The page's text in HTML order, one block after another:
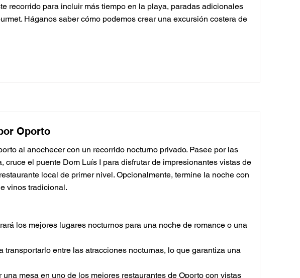
recorrido para incluir más tiempo en la playa, paradas adicionales
Háganos saber cómo podemos crear una excursión costera de
Oporto
al anochecer con un recorrido nocturno privado. Pasee por las
el puente Dom Luís I para disfrutar de impresionantes vistas de
local de primer nivel. Opcionalmente, termine la noche con
vinos tradicional.
los mejores lugares nocturnos para una noche de romance o una
transportarlo entre las atracciones nocturnas, lo que garantiza una
mesa en uno de los mejores restaurantes de Oporto con vistas